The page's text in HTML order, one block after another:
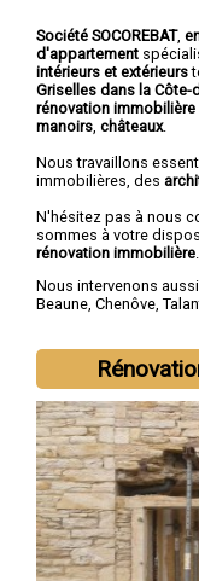
Société SOCOREBAT,
d'appartement
intérieurs et extérieurs
Griselles dans la Côte-
rénovation immobilière
manoirs châteaux.
Nous travaillons
immobilières, des
N'hésitez pas à nous
sommes à votre
rénovation immobilière
Nous intervenons
Beaune, Chenôve,